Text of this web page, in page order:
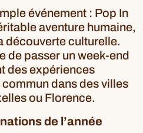
événement : Pop In
aventure humaine,
découverte culturelle.
de passer un week-end
des expériences
dans des villes
ou Florence.
de l’année